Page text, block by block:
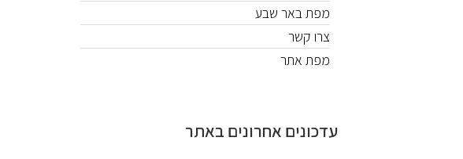
מפת באר שבע
צרו קשר
מפת אתר
עדכונים אחרונים באתר